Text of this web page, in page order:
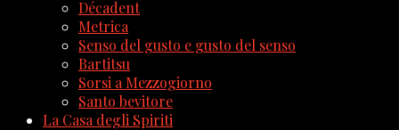
Décadent
Metrica
Senso del gusto e gusto del senso
Bartitsu
Sorsi a Mezzogiorno
Santo bevitore
La Casa degli Spiriti